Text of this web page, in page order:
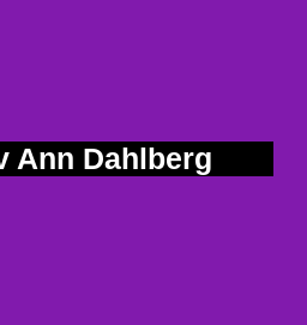
Ann Dahlberg